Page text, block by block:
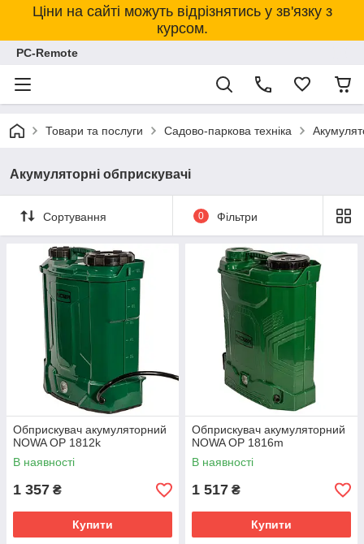
Ціни на сайті можуть відрізнятись у зв'язку з
курсом.
PC-Remote
Товари та послуги Садово-паркова техніка
Акумуляторні обприскувачі
Сортування 0 Фільтри
Обприскувач акумуляторний
NOWA OP 1812k
В наявності
1 357 ₴
Купити
Обприскувач акумуляторний
NOWA OP 1816m
В наявності
1 517 ₴
Купити